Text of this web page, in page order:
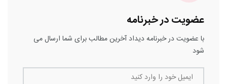
عضویت در خبرنامه
با عضویت در خبرنامه دیداد آخرین مطالب برای شما ارسال می
شود
ایمیل خود را وارد کنید